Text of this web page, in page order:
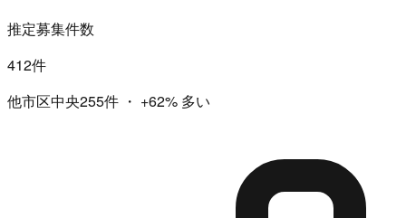
推定募集件数
412件
他市区中央255件 ・ +62% 多い